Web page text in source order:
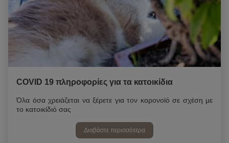
Διαβάστε περισσότερα
COVID 19 πληροφορίες για τα κατοικίδια
Όλα όσα χρειάζεται να ξέρετε για τον κορονοϊό σε σχέση με
το κατοικίδιό σας